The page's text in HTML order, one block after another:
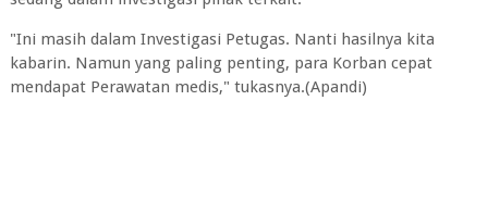
"Ini masih dalam Investigasi Petugas. Nanti hasilnya kita
kabarin. Namun yang paling penting, para Korban cepat
mendapat Perawatan medis," tukasnya.(Apandi)